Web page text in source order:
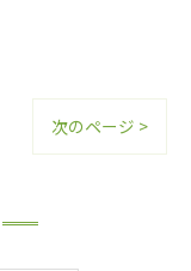
次のページ >